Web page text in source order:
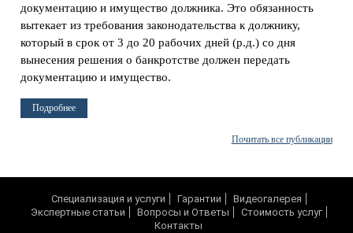
документацию и имущество должника. Это обязанность
вытекает из требования законодательства к должнику,
который в срок от 3 до 20 рабочих дней (р.д.) со дня
вынесения решения о банкротстве должен передать
документацию и имущество.
Подробнее
Почитать все публикации
Cпециализация и услуги Гарантии
Видеогалерея
Экспертные статьи
Вопросы и Ответы
Cтоимость услуг
Контакты